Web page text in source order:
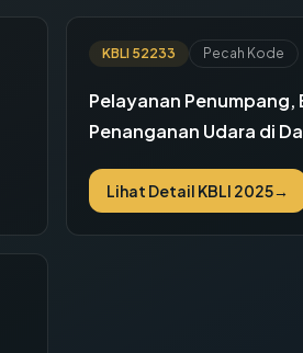
KBLI 52233 Pecah Kode
Pelayanan Penumpang,
Penanganan Udara di
Lihat Detail KBLI 2025→